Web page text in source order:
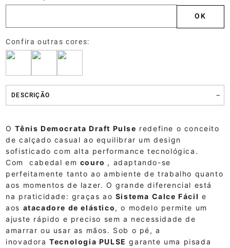
DESCRIÇÃO
OTênis Democrata Draft Pulse redefine o conceito
de calçado casual ao equilibrar um design
sofisticado com alta performance tecnológica.
Com cabedal em couro , adaptando-se
perfeitamente tanto ao ambiente de trabalho quanto
aos momentos de lazer. O grande diferencial está
na praticidade: graças ao Sistema Calce Fácil e
aos atacadore de elástico, o modelo permite um
ajuste rápido e preciso sem a necessidade de
amarrar ou usar as mãos. Sob o pé, a
inovadoraTecnologia PULSE garante uma pisada